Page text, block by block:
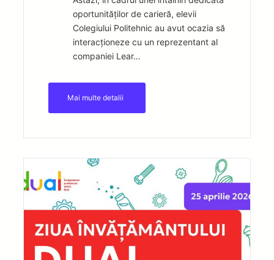
oportunităților de carieră, elevii
Colegiului Politehnic au avut ocazia să
interacționeze cu un reprezentant al
companiei Lear…
Mai multe detalii